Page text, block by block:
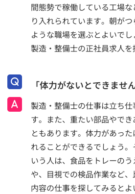
間態勢で稼働している工場
り入れられています。朝が
ような職場を選ぶとよいでし
製造・整備士の正社員求人を
「体力がないとできませ
製造・整備士の仕事は立ち
す。また、重たい部品やで
ともあります。体力があっ
れることができるでしょう
いう人は、食品をトレーの
や、目視での検品作業など
内容の仕事を探してみるとよ